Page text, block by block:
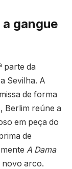
gangue
parte da
Sevilha. A
de forma
Berlim reúne a
em peça do
de
A Dama
novo arco.